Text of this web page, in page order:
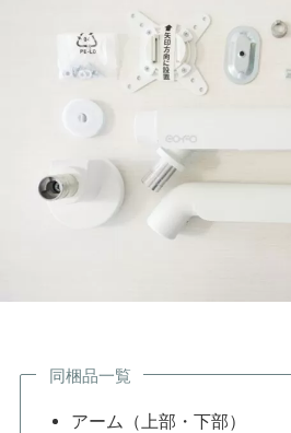
同梱品一覧
アーム（上部・下部）